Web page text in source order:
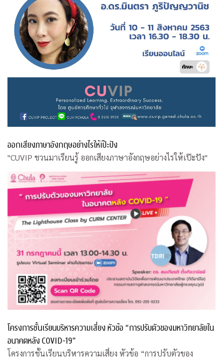
ออกเสียงภาษาอังกฤษอย่างไรให้เป๊ะปัง
"CUVIP ชวนมาเรียนรู้ ออกเสียงภาษาอังกฤษอย่างไรให้เป๊ะปัง"
โครงการชั้นเรียนบริหารความเสี่ยง หัวข้อ “การปรับตัวของมหาวิทยาลัยใน
อนาคตหลัง COVID-19”
โครงการชั้นเรียนบริหารความเสี่ยง หัวข้อ “การปรับตัวของ